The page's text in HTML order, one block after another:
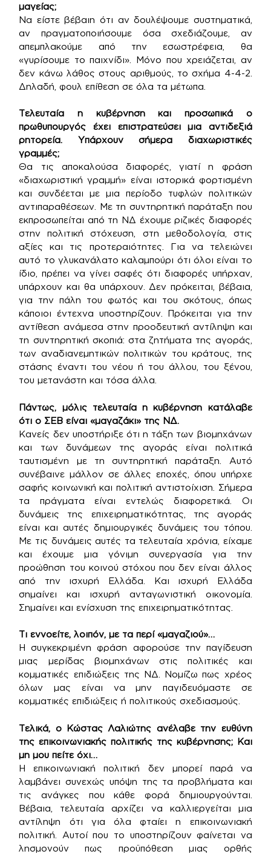
μαγείας;
Να είστε βέβαιη ότι αν δουλέψουμε συστηματικά,
αν πραγματοποιήσουμε όσα σχεδιάζουμε, αν
απεμπλακούμε από την εσωστρέφεια, θα
«γυρίσουμε το παιχνίδι». Μόνο που χρειάζεται, αν
δεν κάνω λάθος στους αριθμούς, το σχήμα 4-4-2.
Δηλαδή, φουλ επίθεση σε όλα τα μέτωπα.
Τελευταία η κυβέρνηση και προσωπικά ο
πρωθυπουργός έχει επιστρατεύσει μια αντιδεξιά
ρητορεία. Υπάρχουν σήμερα διαχωριστικές
γραμμές;
Θα τις αποκαλούσα διαφορές, γιατί η φράση
«διαχωριστική γραμμή» είναι ιστορικά φορτισμένη
και συνδέεται με μια περίοδο τυφλών πολιτικών
αντιπαραθέσεων. Με τη συντηρητική παράταξη που
εκπροσωπείται από τη ΝΔ έχουμε ριζικές διαφορές
στην πολιτική στόχευση, στη μεθοδολογία, στις
αξίες και τις προτεραιότητες. Για να τελειώνει
αυτό το γλυκανάλατο καλαμπούρι ότι όλοι είναι το
ίδιο, πρέπει να γίνει σαφές ότι διαφορές υπήρχαν,
υπάρχουν και θα υπάρχουν. Δεν πρόκειται, βέβαια,
για την πάλη του φωτός και του σκότους, όπως
κάποιοι έντεχνα υποστηρίζουν. Πρόκειται για την
αντίθεση ανάμεσα στην προοδευτική αντίληψη και
τη συντηρητική σκοπιά: στα ζητήματα της αγοράς,
των αναδιανεμητικών πολιτικών του κράτους, της
στάσης έναντι του νέου ή του άλλου, του ξένου,
του μετανάστη και τόσα άλλα.
Πάντως, μόλις τελευταία η κυβέρνηση κατάλαβε
ότι ο ΣΕΒ είναι «μαγαζάκι» της ΝΔ.
Κανείς δεν υποστήριξε ότι η τάξη των βιομηχάνων
και των δυνάμεων της αγοράς είναι πολιτικά
ταυτισμένη με τη συντηρητική παράταξη. Αυτό
συνέβαινε μάλλον σε άλλες εποχές, όπου υπήρχε
σαφής κοινωνική και πολιτική αντιστοίχιση. Σήμερα
τα πράγματα είναι εντελώς διαφορετικά. Οι
δυνάμεις της επιχειρηματικότητας, της αγοράς
είναι και αυτές δημιουργικές δυνάμεις του τόπου.
Με τις δυνάμεις αυτές τα τελευταία χρόνια, είχαμε
και έχουμε μια γόνιμη συνεργασία για την
προώθηση του κοινού στόχου που δεν είναι άλλος
από την ισχυρή Ελλάδα. Και ισχυρή Ελλάδα
σημαίνει και ισχυρή ανταγωνιστική οικονομία.
Σημαίνει και ενίσχυση της επιχειρηματικότητας.
Τι εννοείτε, λοιπόν, με τα περί «μαγαζιού»…
Η συγκεκριμένη φράση αφορούσε την παγίδευση
μιας μερίδας βιομηχάνων στις πολιτικές και
κομματικές επιδιώξεις της ΝΔ. Νομίζω πως χρέος
όλων μας είναι να μην παγιδευόμαστε σε
κομματικές επιδιώξεις ή πολιτικούς σχεδιασμούς.
Τελικά, ο Κώστας Λαλιώτης ανέλαβε την ευθύνη
της επικοινωνιακής πολιτικής της κυβέρνησης; Και
μη μου πείτε όχι…
Η επικοινωνιακή πολιτική δεν μπορεί παρά να
λαμβάνει συνεχώς υπόψη της τα προβλήματα και
τις ανάγκες που κάθε φορά δημιουργούνται.
Βέβαια, τελευταία αρχίζει να καλλιεργείται μια
αντίληψη ότι για όλα φταίει η επικοινωνιακή
πολιτική. Αυτοί που το υποστηρίζουν φαίνεται να
λησμονούν πως προϋπόθεση μιας ορθής